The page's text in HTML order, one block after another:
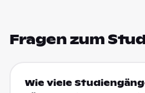
Fragen zum
Wie viele